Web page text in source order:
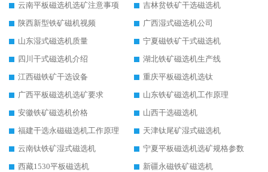
云南平板磁选机选矿注意事项
吉林贫铁矿干选磁选机
陕西新型铁矿磁机视频
广西湿式磁选机公司
山东湿式磁选机质量
宁夏磁铁矿干式磁选机
四川干式磁选机介绍
湖北铁矿磁选机生产线
江西磁铁矿干选设备
重庆平板磁选机选钛
广西平板磁选机选矿要求
山东铁矿磁选机工作原理
安徽铁矿磁选机价格
山西干选磁选机
福建干选永磁磁选机工作原理
天津钛尾矿湿式磁选机
云南钛铁矿湿式磁选机
宁夏平板磁选机选矿规格参数
西藏1530平板磁选机
新疆永磁铁矿磁选机